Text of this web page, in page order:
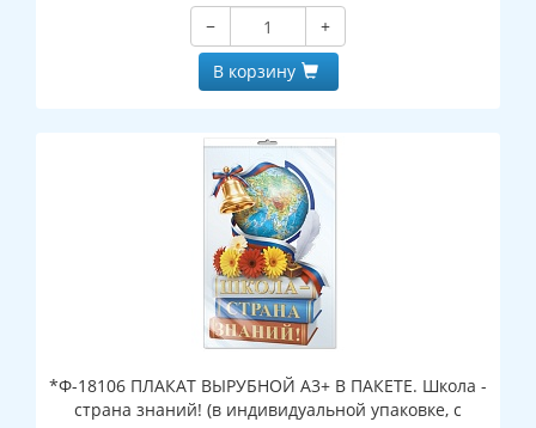
−
+
В корзину
*Ф-18106 ПЛАКАТ ВЫРУБНОЙ А3+ В ПАКЕТЕ. Школа -
страна знаний! (в индивидуальной упаковке, с